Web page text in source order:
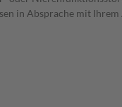
in Absprache mit